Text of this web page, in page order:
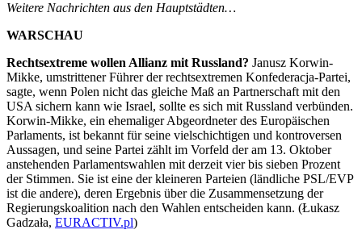
Weitere Nachrichten aus den Hauptstädten…
WARSCHAU
Rechtsextreme wollen Allianz mit Russland? Janusz Korwin-
Mikke, umstrittener Führer der rechtsextremen Konfederacja-Partei,
sagte, wenn Polen nicht das gleiche Maß an Partnerschaft mit den
USA sichern kann wie Israel, sollte es sich mit Russland verbünden.
Korwin-Mikke, ein ehemaliger Abgeordneter des Europäischen
Parlaments, ist bekannt für seine vielschichtigen und kontroversen
Aussagen, und seine Partei zählt im Vorfeld der am 13. Oktober
anstehenden Parlamentswahlen mit derzeit vier bis sieben Prozent
der Stimmen. Sie ist eine der kleineren Parteien (ländliche PSL/EVP
ist die andere), deren Ergebnis über die Zusammensetzung der
Regierungskoalition nach den Wahlen entscheiden kann. (Łukasz
Gadzała, EURACTIV.pl)